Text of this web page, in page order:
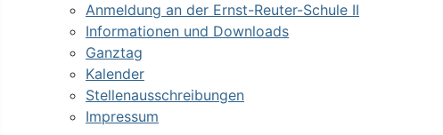
Anmeldung an der Ernst-Reuter-Schule II
Informationen und Downloads
Ganztag
Kalender
Stellenausschreibungen
Impressum